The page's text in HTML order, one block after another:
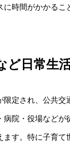
時間がかかるこ
ど日常生
限定され、公共
病院・役場など
ます。特に子育